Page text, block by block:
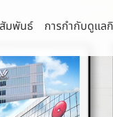
ณะกรรมการ
ะกรรมการบริษัท
มพันธ์
ำปีและรายไตรมาส
การกำกับดูแล
นาเพื่อความ